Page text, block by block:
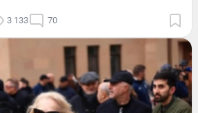
3 133 70